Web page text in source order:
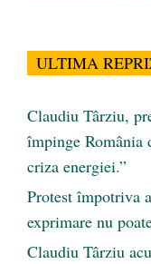
ULTIMA
Claudiu Târziu,
împinge
criza energiei.”
Protest împotriva
exprimare nu
Claudiu Târziu